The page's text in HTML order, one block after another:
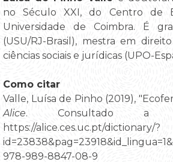
no Século XXI, do Centro de
Universidade de Coimbra. É
(USU/RJ-Brasil), mestra em
ciências sociais e jurídicas (UPO-
Como citar
Valle, Luísa de Pinho (2019),
Alice. Consultado a
https://alice.ces.uc.pt/dictionary/?
978-989-8847-08-9